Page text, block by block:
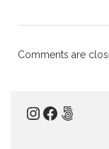
Comments are
Instagram
Facebook
500px